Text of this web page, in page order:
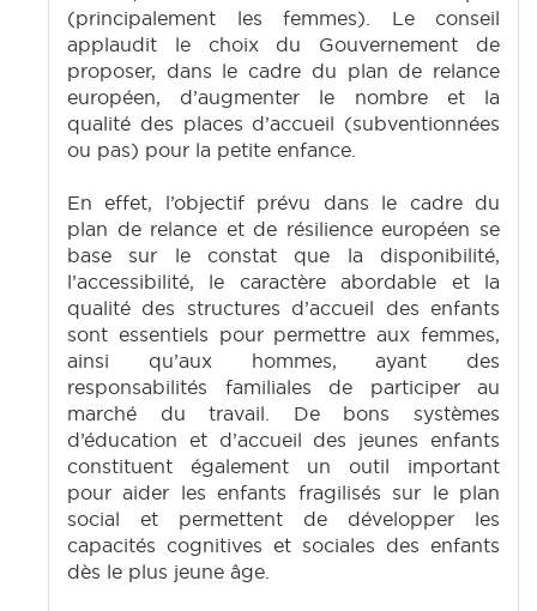
(principalement les femmes). Le conseil
applaudit le choix du Gouvernement de
proposer, dans le cadre du plan de relance
européen, d’augmenter le nombre et la
qualité des places d’accueil (subventionnées
ou pas) pour la petite enfance.
En effet, l’objectif prévu dans le cadre du
plan de relance et de résilience européen se
base sur le constat que la disponibilité,
l’accessibilité, le caractère abordable et la
qualité des structures d’accueil des enfants
sont essentiels pour permettre aux femmes,
ainsi qu’aux hommes, ayant des
responsabilités familiales de participer au
marché du travail. De bons systèmes
d’éducation et d’accueil des jeunes enfants
constituent également un outil important
pour aider les enfants fragilisés sur le plan
social et permettent de développer les
capacités cognitives et sociales des enfants
dès le plus jeune âge.